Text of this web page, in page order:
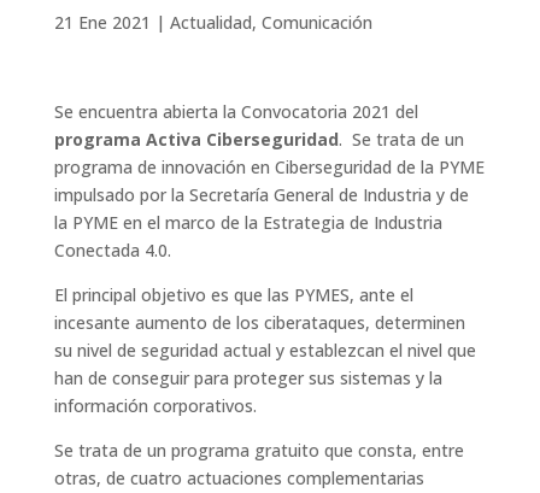
21 Ene 2021 | Actualidad, Comunicación
Se encuentra abierta la Convocatoria 2021 del
programa Activa Ciberseguridad. Se trata de un
programa de innovación en Ciberseguridad de la PYME
impulsado por la Secretaría General de Industria y de
la PYME en el marco de la Estrategia de Industria
Conectada 4.0.
El principal objetivo es que las PYMES, ante el
incesante aumento de los ciberataques, determinen
su nivel de seguridad actual y establezcan el nivel que
han de conseguir para proteger sus sistemas y la
información corporativos.
Se trata de un programa gratuito que consta, entre
otras, de cuatro actuaciones complementarias